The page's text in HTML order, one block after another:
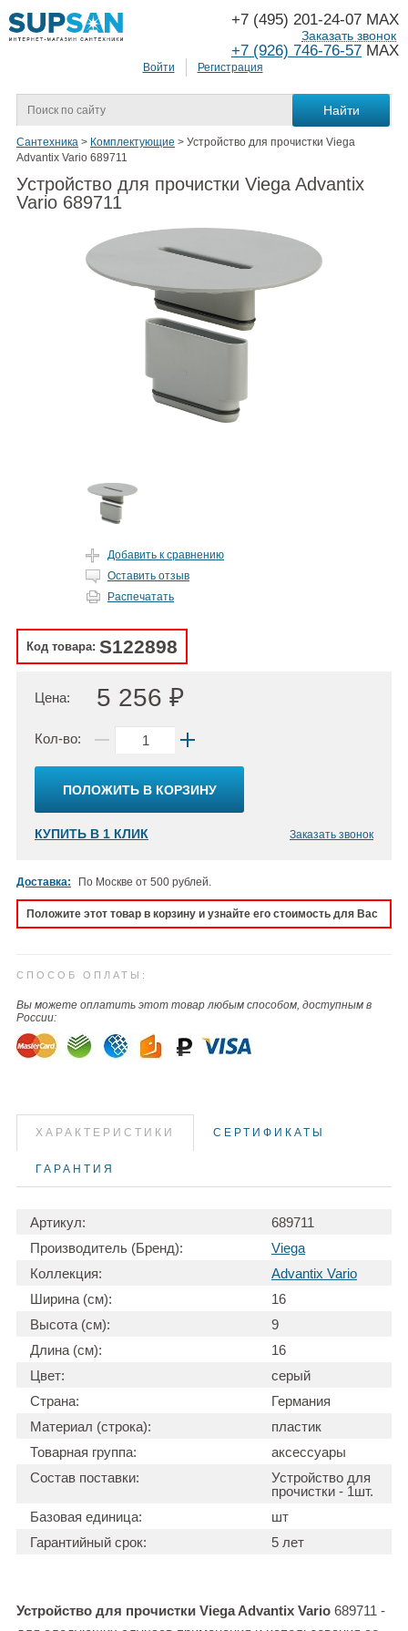
Войти Регистрация
+7 (495) 201-24-07 MAX
+7 (926) 746-76-57 MAX
Заказать звонок
Сантехника > Комплектующие > Устройство для прочистки Viega
Advantix Vario 689711
Устройство для прочистки Viega Advantix
Vario 689711
Добавить к сравнению
Оставить отзыв
Распечатать
Код товара: S122898
Цена: 5 256 ₽
Кол-во:
ПОЛОЖИТЬ В КОРЗИНУ
КУПИТЬ В 1 КЛИК Заказать звонок
Доставка: По Москве от 500 рублей.
Положите этот товар в корзину и узнайте его стоимость для Вас
СПОСОБ ОПЛАТЫ:
Вы можете оплатить этот товар любым способом, доступным в
России:
ХАРАКТЕРИСТИКИ СЕРТИФИКАТЫ
ГАРАНТИЯ
Артикул:
689711
Производитель (Бренд):
Viega
Коллекция:
Advantix Vario
Ширина (см):
16
Высота (см):
9
Длина (см):
16
Цвет:
серый
Страна:
Германия
Материал (строка):
пластик
Товарная группа:
аксессуары
Состав поставки:
Устройство для
прочистки - 1шт.
Базовая единица:
шт
Гарантийный срок:
5 лет
Устройство для прочистки Viega Advantix Vario 689711 -